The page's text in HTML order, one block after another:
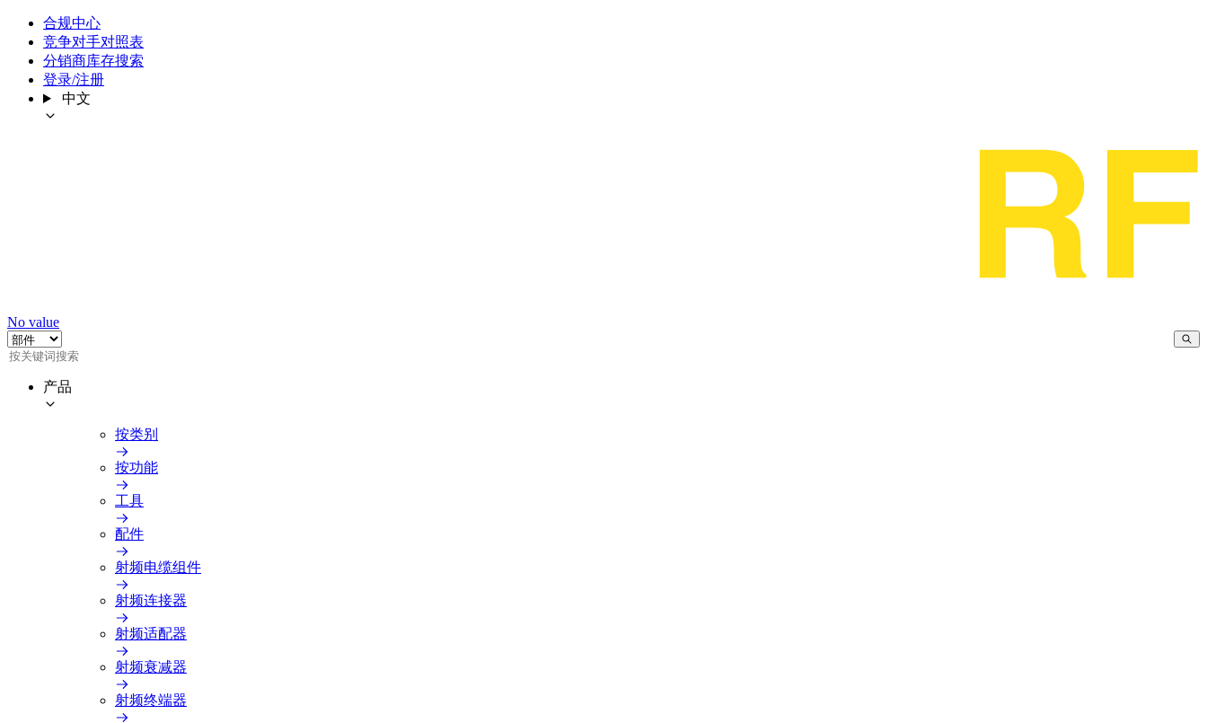
合规中心
竞争对手对照表
分销商库存搜索
登录/注册
中文
No value
产品
按类别
按功能
工具
配件
射频电缆组件
射频连接器
射频适配器
射频衰减器
射频终端器